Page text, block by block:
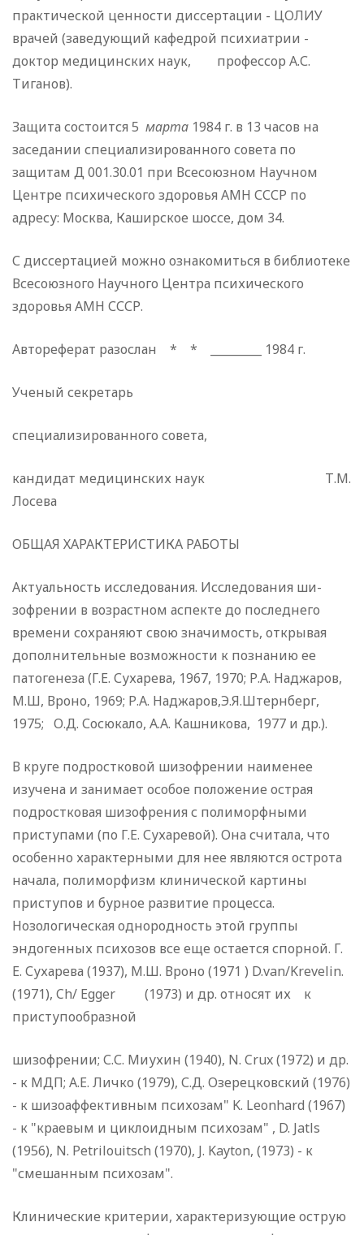
практичес­кой ценности диссертации - ЦОЛИУ
врачей (заведующий ка­федрой психиатрии -
доктор медицинских наук, профессор А.С.
Тиганов).
Защита состоится 5 марта 1984 г. в 13 ча­сов на
заседании специализированного совета по
защитам Д 001.30.01 при Всесоюзном Научном
Центре психического здоровья АМН СССР по
адресу: Москва, Каширское шоссе, дом 34.
С диссертацией можно ознакомиться в библиотеке
Все­союзного Научного Центра психического
здоровья АМН СССР.
Автореферат разослан * * _________ 1984 г.
Ученый секретарь
специализированного совета,
кандидат медицинских наук Т.М.
Лосева
ОБЩАЯ ХАРАКТЕРИСТИКА РАБОТЫ
Актуальность исследования. Исследования ши­
зофрении в возрастном аспекте до последнего
времени со­храняют свою значимость, открывая
дополнительные возмож­ности к познанию ее
патогенеза (Г.Е. Сухарева, 1967, 1970; Р.А. Наджаров,
М.Ш, Вроно, 1969; Р.А. Наджаров,Э.Я.Штер­нберг,
1975; О.Д. Сосюкало, А.А. Кашникова, 1977 и др.).
В круге подростковой шизофрении наименее
изучена и занимает особое положение острая
подростковая шизофрения с полиморфными
приступами (по Г.Е. Сухаревой). Она счи­тала, что
особенно характерными для нее являются острота
начала, полиморфизм клинической картины
приступов и бур­ное развитие процесса.
Нозологическая однородность этой группы
эндогенных психозов все еще остается спорной. Г.
Е. Сухарева (1937), М.Ш. Вроно (1971 ) D.van/Krevelin.
(1971), Ch/ Egger (1973) и др. относят их к
приступообразной
шизофрении; С.С. Миухин (1940), N. Crux (1972) и др.
- к МДП; А.Е. Личко (1979), С.Д. Озерецковский (1976)
- к шизоаффективным психозам" K. Leonhard (1967)
- к "крае­вым и циклоидным психозам" , D. Jatls
(1956), N. Petri­louitsch (1970), J. Kayton, (1973) - к
"смешанным пси­хозам".
Клинические критерии, характеризующие острую